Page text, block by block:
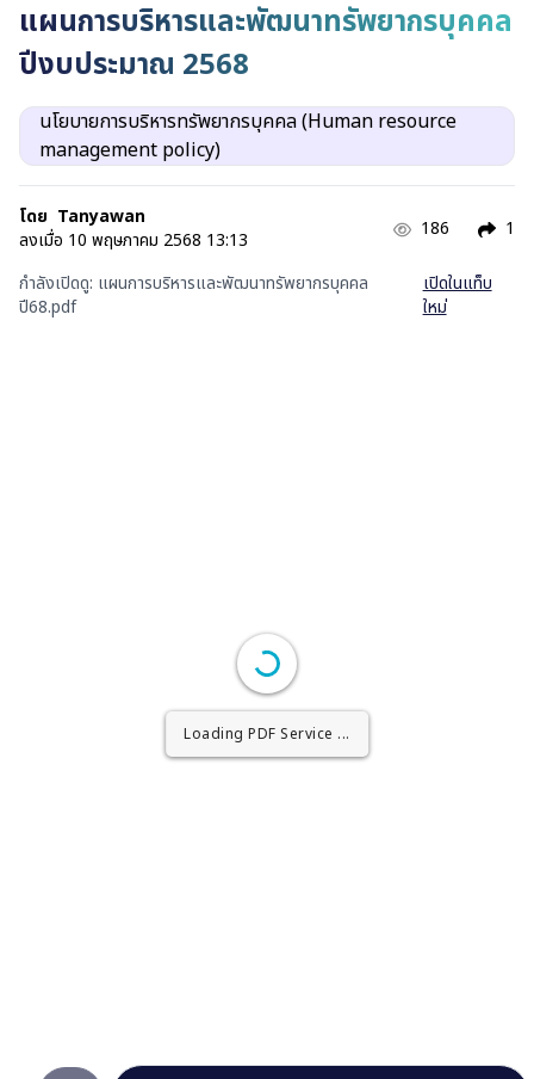
แผนการบริหารและพัฒนาทรัพยากรบุคคล
ปีงบประมาณ 2568
นโยบายการบริหารทรัพยากรบุคคล (Human resource
management policy)
โดย Tanyawan
ลงเมื่อ 10 พฤษภาคม 2568 13:13 186 1
กำลังเปิดดู: แผนการบริหารและพัฒนาทรัพยากรบุคคล
ปี68.pdf
เปิดในแท็บ
ใหม่
Loading PDF Worker ...
Loading PDF Service ...